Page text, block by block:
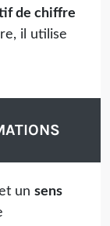
de chiffre
il utilise
un sens